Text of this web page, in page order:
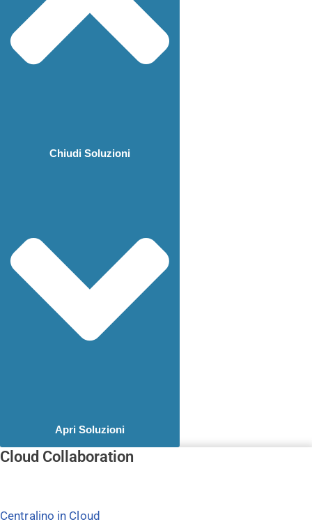
Chiudi Soluzioni
Apri Soluzioni
Cloud Collaboration
Centralino in Cloud